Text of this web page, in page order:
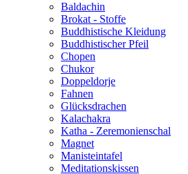
Baldachin
Brokat - Stoffe
Buddhistische Kleidung
Buddhistischer Pfeil
Chopen
Chukor
Doppeldorje
Fahnen
Glücksdrachen
Kalachakra
Katha - Zeremonienschal
Magnet
Manisteintafel
Meditationskissen